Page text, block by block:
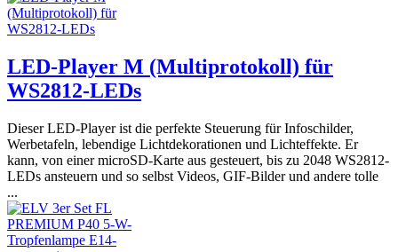
LED-Player M (Multiprotokoll) für
WS2812-LEDs
Dieser LED-Player ist die perfekte Steuerung für Infoschilder,
Werbetafeln, lebendige Lichtdekorationen und Lichteffekte. Er
kann, von einer microSD-Karte aus gesteuert, bis zu 2048 WS2812-
LEDs ansteuern und so selbst Videos, GIF-Bilder und andere tolle
...